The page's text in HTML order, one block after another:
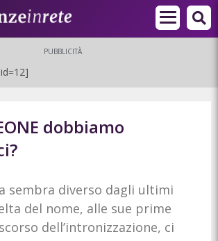
PUBBLICITÀ
dobbiamo
sembra diverso dagli ultimi
del nome, alle sue prime
dell’intronizzazione, ci